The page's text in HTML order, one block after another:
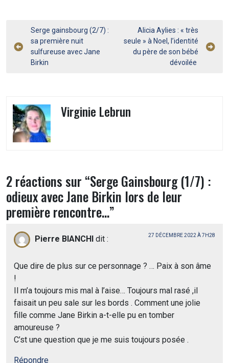
Navigation
de
l’article
Serge gainsbourg (2/7) :
sa première nuit
sulfureuse avec Jane
Birkin
Alicia Aylies : « très
seule » à Noel, l’identité
du père de son bébé
dévoilée
Virginie Lebrun
2 réactions sur “Serge Gainsbourg (1/7) :
odieux avec Jane Birkin lors de leur
première rencontre…”
Pierre BIANCHI dit : 27 DÉCEMBRE 2022 À 7H28
Que dire de plus sur ce personnage ? … Paix à son âme
!
Il m’a toujours mis mal à l’aise… Toujours mal rasé ,il
faisait un peu sale sur les bords . Comment une jolie
fille comme Jane Birkin a-t-elle pu en tomber
amoureuse ?
C’st une question que je me suis toujours posée .
Répondre